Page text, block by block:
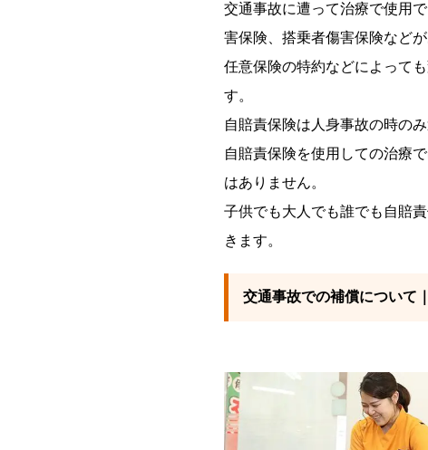
交通事故に遭って治療で使用
害保険、搭乗者傷害保険などが
任意保険の特約などによって
す。
自賠責保険は人身事故の時のみ
自賠責保険を使用しての治療
はありません。
子供でも大人でも誰でも自賠
きます。
交通事故での補償について